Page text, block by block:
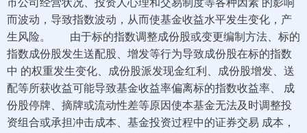
而波动，导致指数波动，从而使基金收益水平发生变化，产
生风险。 由于标的指数调整成份股或变更编制方法、标的
指数成份股发生送配股、增发等行为导致成份股在标的指数
中 的权重发生变化、成份股派发现金红利、成份股增发、送
配等所获收益可能导致基金收益率偏离标的指数收益率、 成
份股停牌、摘牌或流动性差等原因使本基金无法及时调整投
资组合或承担冲击成本、基金投资过程中的证券交易 成本，